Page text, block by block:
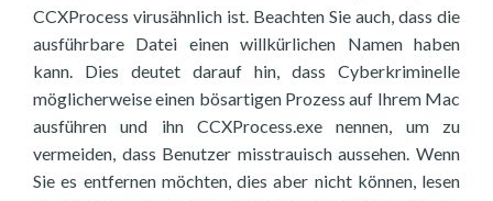
CCXProcess virusähnlich ist. Beachten Sie auch, dass die
ausführbare Datei einen willkürlichen Namen haben
kann. Dies deutet darauf hin, dass Cyberkriminelle
möglicherweise einen bösartigen Prozess auf Ihrem Mac
ausführen und ihn CCXProcess.exe nennen, um zu
vermeiden, dass Benutzer misstrauisch aussehen. Wenn
Sie es entfernen möchten, dies aber nicht können, lesen